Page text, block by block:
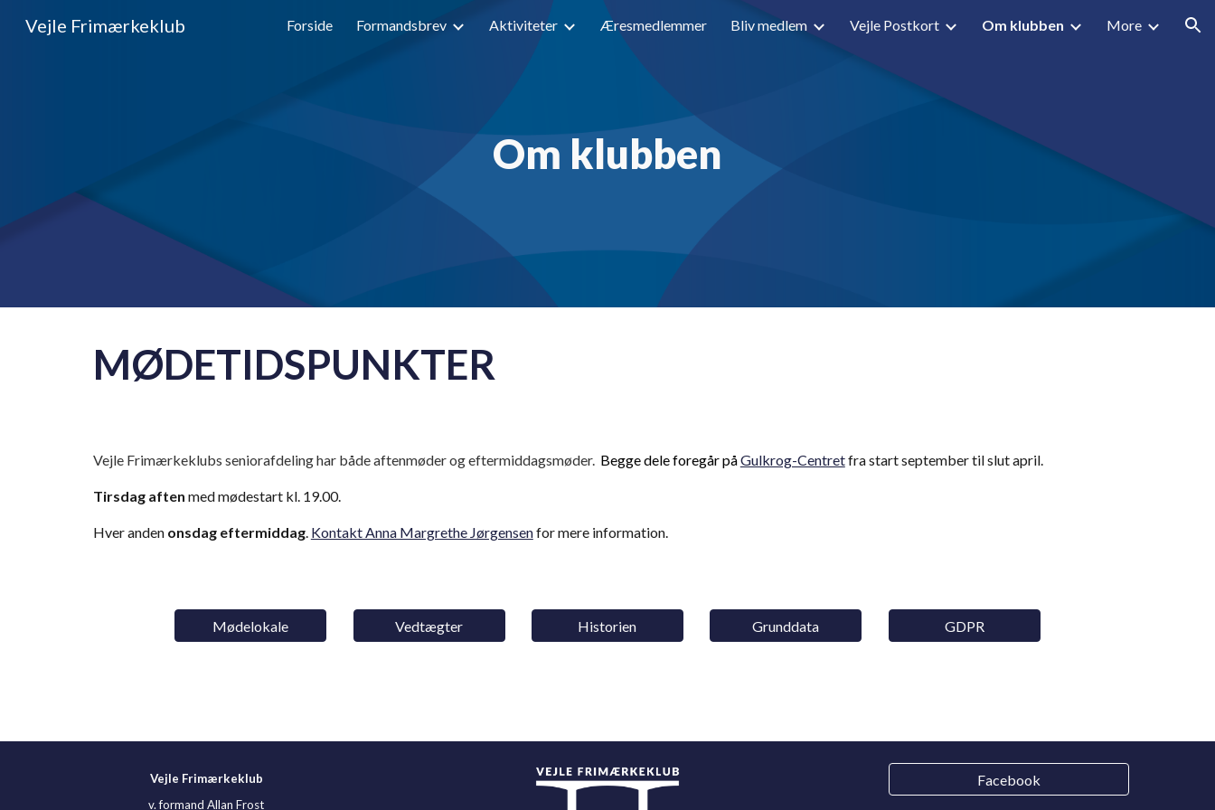
Skip to main content Skip to navigation
Vejle Frimærkeklub Forside Formandsbrev Aktiviteter Æresmedlemmer Bliv medlem Vejle Postkort Om klubben More
Om klubben
MØDETIDSPUNKTER
Vejle Frimærkeklubs seniorafdeling har både aftenmøder og eftermiddagsmøder.Beggedele foregår påGulkrog-Centretfra start september til slut april.
Tirsdag aften med mødestart kl. 19.00.
Hver andenonsdag eftermiddag. Kontakt Anna Margrethe Jørgensenfor mere information.
Mødelokale Vedtægter Historien Grunddata GDPR
Vejle Frimærkeklub
v. formand Allan Frost
Facebook